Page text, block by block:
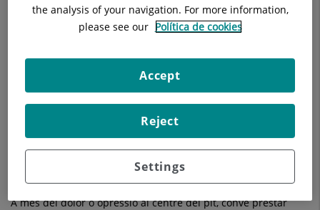
atípica, el problema és precisament que els símptomes no
encaixen amb la imatge clàssica i s’atribueixen a causes
A més, hi ha diferències rellevants segons el sexe: en dones
és més freqüent que l’infart es manifesti amb símptomes
menys específics, com falta d’aire, nàusees, cansament extrem
o malestar general, cosa que pot retardar la consulta si no es
també poden aparèixer símptomes atípics, és més habitual el
patró de dolor toràcic típic.
A més del dolor o opressió al centre del pit, convé prestar
the analysis of your navigation. For more information,
please see our Política de cookies
Settings
Reject
Accept